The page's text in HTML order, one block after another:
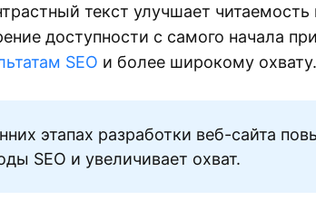
текст улучшает читаемость
доступности с самого начала
SEO и более широкому охвату.
этапах разработки веб-сайта
SEO и увеличивает охват.